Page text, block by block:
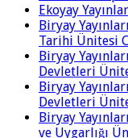
Ekoyay
Biryay
Tarihi Ünitesi
Biryay
Devletleri
Biryay
Devletleri
Biryay
ve Uygarlığı